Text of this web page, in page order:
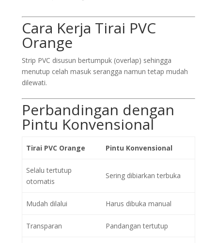
Cara Kerja Tirai PVC
Orange
Strip PVC disusun bertumpuk (overlap) sehingga
menutup celah masuk serangga namun tetap mudah
dilewati.
Perbandingan dengan
Pintu Konvensional
Tirai PVC Orange Pintu Konvensional
Selalu tertutup
otomatis
Sering dibiarkan terbuka
Mudah dilalui Harus dibuka manual
Transparan Pandangan tertutup